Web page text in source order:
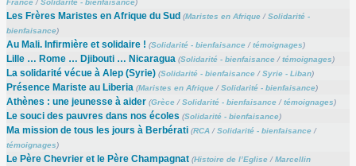
France/Solidarité - bienfaisance)
Les Frères Maristes en Afrique du Sud (Maristes en Afrique/Solidarité -
bienfaisance)
Au Mali. Infirmière et solidaire ! (Solidarité - bienfaisance/témoignages)
Lille … Rome … Djibouti … Nicaragua (Solidarité - bienfaisance/témoignages)
La solidarité vécue à Alep (Syrie) (Solidarité - bienfaisance/Syrie - Liban)
Présence Mariste au Liberia (Maristes en Afrique/Solidarité - bienfaisance)
Athènes : une jeunesse à aider (Grèce/Solidarité - bienfaisance/témoignages)
Le souci des pauvres dans nos écoles (Solidarité - bienfaisance)
Ma mission de tous les jours à Berbérati (RCA/Solidarité - bienfaisance/
témoignages)
Le Père Chevrier et le Père Champagnat (Histoire de l’Eglise/Marcellin